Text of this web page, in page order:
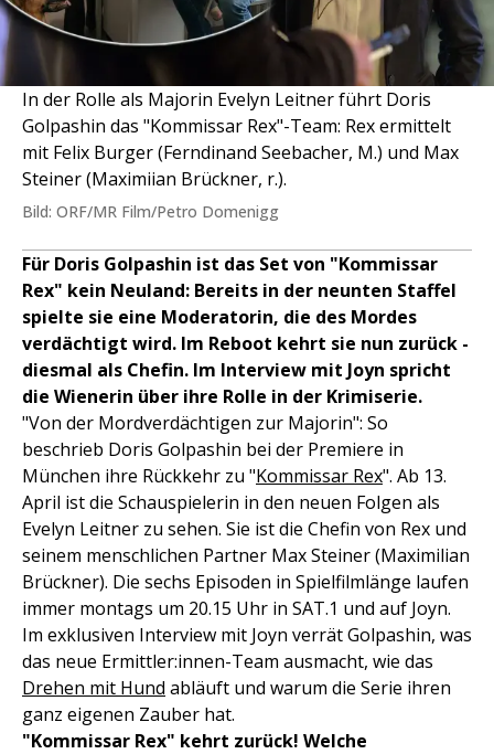
In der Rolle als Majorin Evelyn Leitner führt Doris
Golpashin das "Kommissar Rex"-Team: Rex ermittelt
mit Felix Burger (Ferndinand Seebacher, M.) und Max
Steiner (Maximiian Brückner, r.).
Bild: ORF/MR Film/Petro Domenigg
Für Doris Golpashin ist das Set von "Kommissar
Rex" kein Neuland: Bereits in der neunten Staffel
spielte sie eine Moderatorin, die des Mordes
verdächtigt wird. Im Reboot kehrt sie nun zurück -
diesmal als Chefin. Im Interview mit Joyn spricht
die Wienerin über ihre Rolle in der Krimiserie.
"Von der Mordverdächtigen zur Majorin": So
beschrieb Doris Golpashin bei der Premiere in
München ihre Rückkehr zu "Kommissar Rex". Ab 13.
April ist die Schauspielerin in den neuen Folgen als
Evelyn Leitner zu sehen. Sie ist die Chefin von Rex und
seinem menschlichen Partner Max Steiner (Maximilian
Brückner). Die sechs Episoden in Spielfilmlänge laufen
immer montags um 20.15 Uhr in SAT.1 und auf Joyn.
Im exklusiven Interview mit Joyn verrät Golpashin, was
das neue Ermittler:innen-Team ausmacht, wie das
Drehen mit Hund abläuft und warum die Serie ihren
ganz eigenen Zauber hat.
"Kommissar Rex" kehrt zurück! Welche